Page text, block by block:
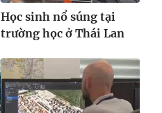
Học sinh nổ súng tại
trường học ở Thái Lan